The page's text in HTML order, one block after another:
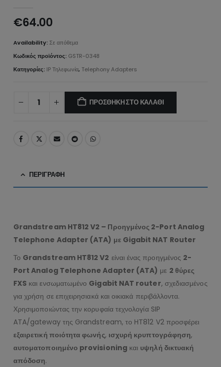
€64.00
Availability:Σε απόθεμα
Κωδικός προϊόντος: GSTR-0348
Κατηγορίες: IP Τηλεφωνία, Telephony Adapters
ΠΡΟΣΘΉΚΗ ΣΤΟ ΚΑΛΆΘΙ
ΠΕΡΙΓΡΑΦΉ
Grandstream HT812 V2 – Προηγμένος 2-Port Analog
Telephone Adapter (ATA) με Gigabit NAT Router
Το Grandstream HT812 V2 είναι ένας προηγμένος 2-
Port Analog Telephone Adapter (ATA) με 2 θύρες
FXS και ενσωματωμένο Gigabit NAT router, σχεδιασμένος
για χρήση σε επιχειρησιακά και οικιακά περιβάλλοντα.
Χρησιμοποιώντας την κορυφαία τεχνολογία SIP
ATA/gateway της Grandstream, το HT812 V2 προσφέρει
εξαιρετική ποιότητα φωνής, ισχυρή κρυπτογράφηση,
αυτοματοποιημένο provisioningκαι υψηλή δικτυακή
απόδοση.